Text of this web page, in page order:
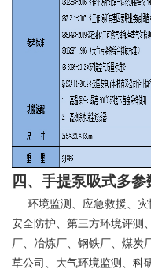
四、手提泵吸式多
环境监测、应急救援、灾
安全防护、第三方环境评测
厂、冶炼厂、钢铁厂、煤炭
草公司、大气环境监测、科